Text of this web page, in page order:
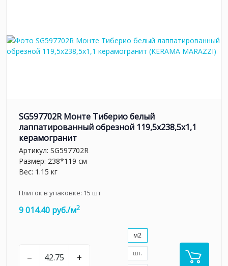
SG597702R Монте Тиберио белый
лаппатированный обрезной 119,5x238,5x1,1
керамогранит
Артикул: SG597702R
Размер: 238*119 см
Вес: 1.15 кг
Плиток в упаковке: 15 шт
9 014.40 руб./м2
– +
м2
шт.